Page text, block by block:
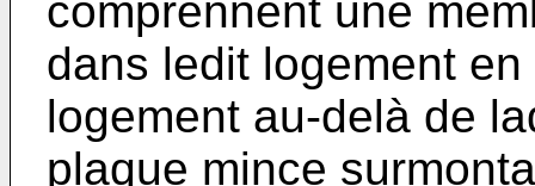
comprennent une
dans ledit logement
logement au-delà de
plaque mince